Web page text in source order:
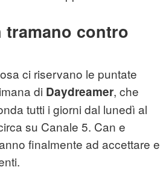
tramano contro
ci riservano le puntate
di Daydreamer, che
tutti i giorni dal lunedì al
su Canale 5. Can e
finalmente ad accettare e